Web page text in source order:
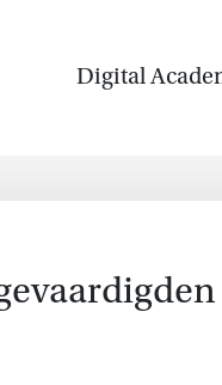
Digital